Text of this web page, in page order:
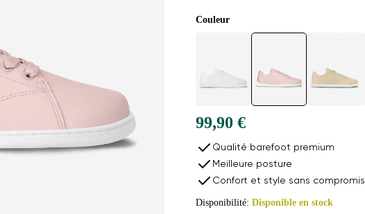
Couleur
99,90 €
Qualité barefoot premium
Meilleure posture
Confort et style sans compromis
Disponibilité: Disponible en stock